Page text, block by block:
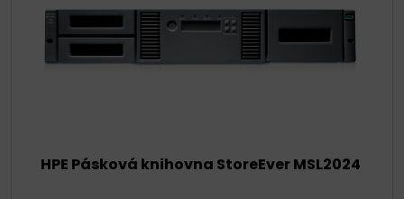
HPE Pásková knihovna StoreEver MSL2024